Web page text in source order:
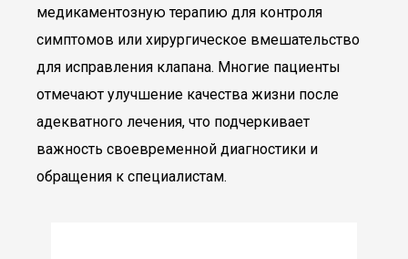
медикаментозную терапию для контроля
симптомов или хирургическое вмешательство
для исправления клапана. Многие пациенты
отмечают улучшение качества жизни после
адекватного лечения, что подчеркивает
важность своевременной диагностики и
обращения к специалистам.